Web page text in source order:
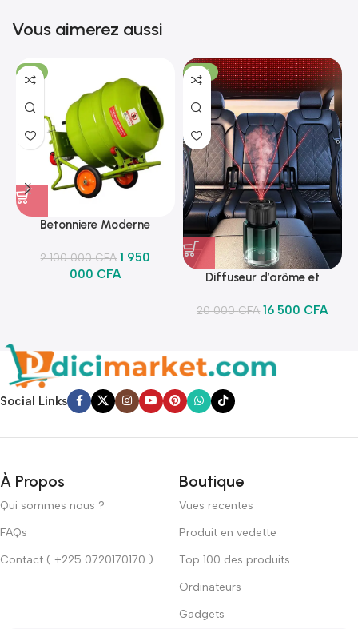
Vous aimerez aussi
-7%
Betonniere Moderne
2 100 000CFA 1 950
000 CFA
-18%
Diffuseur d’arôme et
20 000CFA 16 500 CFA
Social Links
À Propos
Qui sommes nous ?
FAQs
Contact ( +225 0720170170 )
Boutique
Vues recentes
Produit en vedette
Top 100 des produits
Ordinateurs
Gadgets